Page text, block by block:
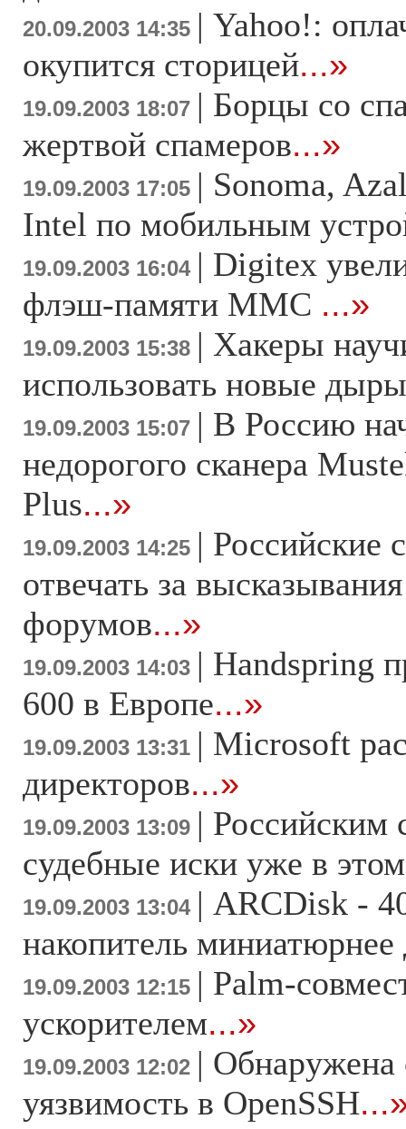
20.09.2003 14:35 | Yahoo!:
окупится сторицей...»
19.09.2003 18:07 | Борцы со
жертвой спамеров...»
19.09.2003 17:05 | Sonoma,
Intel по мобильным
19.09.2003 16:04 | Digitex
флэш-памяти MMC ...»
19.09.2003 15:38 | Хакеры
использовать новые
19.09.2003 15:07 | В Россию
недорогого сканера
Plus...»
19.09.2003 14:25 | Российские
отвечать за
форумов...»
19.09.2003 14:03 | Handspring
600 в Европе...»
19.09.2003 13:31 | Microsoft
директоров...»
19.09.2003 13:09 | Российским
судебные иски уже в
19.09.2003 13:04 | ARCDisk -
накопитель миниатюрнее
19.09.2003 12:15 | Palm-
ускорителем...»
19.09.2003 12:02 | Обнаружена
уязвимость в OpenSSH